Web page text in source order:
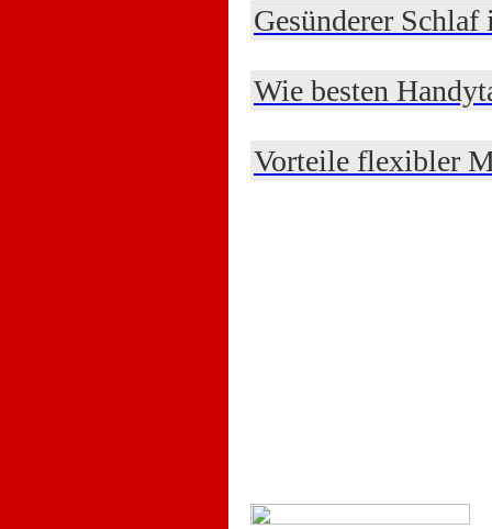
Gesünderer
Wie besten
Vorteile flexibler